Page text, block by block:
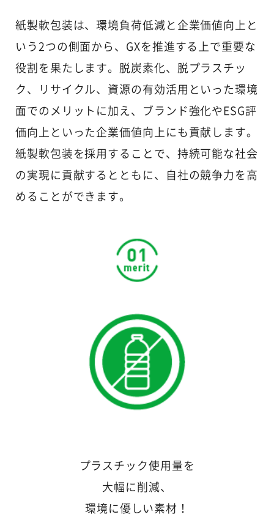
紙製軟包装は、環境負荷低減と企業価値向上と
いう2つの側面から、GXを推進する上で重要な
役割を果たします。脱炭素化、脱プラスチッ
ク、リサイクル、資源の有効活用といった環境
面でのメリットに加え、ブランド強化やESG評
価向上といった企業価値向上にも貢献します。
紙製軟包装を採用することで、持続可能な社会
の実現に貢献するとともに、自社の競争力を高
めることができます。
プラスチック使用量を
大幅に削減、
環境に優しい素材！